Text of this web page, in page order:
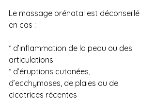
Le massage prénatal est déconseillé
en cas :
* d’inflammation de la peau ou des
articulations
* d’éruptions cutanées,
d’ecchymoses, de plaies ou de
cicatrices récentes